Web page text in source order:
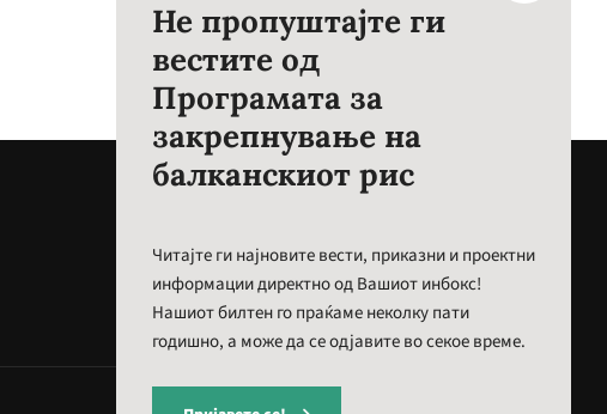
Не пропуштајте ги
вестите од
Програмата за
закрепнување на
балканскиот рис
Читајте ги најновите вести, приказни и проектни
информации директно од Вашиот инбокс!
Нашиот билтен го праќаме неколку пати
годишно, а може да се одјавите во секое време.